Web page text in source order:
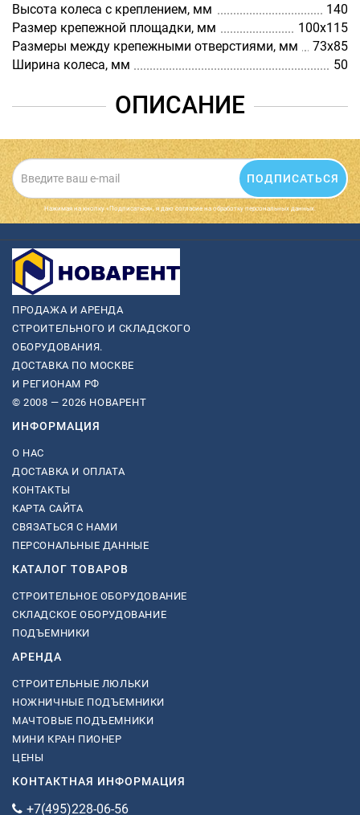
Высота колеса с креплением, мм
140
Размер крепежной площадки, мм
100х115
Размеры между крепежными отверстиями, мм
73х85
Ширина колеса, мм
50
ОПИСАНИЕ
ПОДПИСАТЬСЯ
Нажимая на кнопку «Подписаться», я даю cогласие на обработку персональных данных.
ПРОДАЖА И АРЕНДА
СТРОИТЕЛЬНОГО И СКЛАДСКОГО
ОБОРУДОВАНИЯ.
ДОСТАВКА ПО МОСКВЕ
И РЕГИОНАМ РФ
© 2008 — 2026 НОВАРЕНТ
ИНФОРМАЦИЯ
О НАС
ДОСТАВКА И ОПЛАТА
КОНТАКТЫ
КАРТА САЙТА
СВЯЗАТЬСЯ С НАМИ
ПЕРСОНАЛЬНЫЕ ДАННЫЕ
КАТАЛОГ ТОВАРОВ
СТРОИТЕЛЬНОЕ ОБОРУДОВАНИЕ
СКЛАДСКОЕ ОБОРУДОВАНИЕ
ПОДЪЕМНИКИ
АРЕНДА
СТРОИТЕЛЬНЫЕ ЛЮЛЬКИ
НОЖНИЧНЫЕ ПОДЪЕМНИКИ
МАЧТОВЫЕ ПОДЪЕМНИКИ
МИНИ КРАН ПИОНЕР
ЦЕНЫ
КОНТАКТНАЯ ИНФОРМАЦИЯ
+7(495)228-06-56